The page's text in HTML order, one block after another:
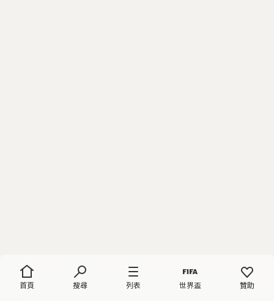
首頁 搜尋 列表 世界盃 贊助